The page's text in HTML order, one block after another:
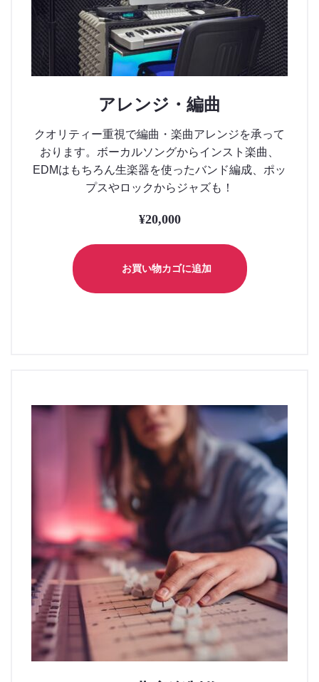
アレンジ・編曲
クオリティー重視で編曲・楽曲アレンジを承って
おります。ボーカルソングからインスト楽曲、
EDMはもちろん生楽器を使ったバンド編成、ポッ
プスやロックからジャズも！
¥20,000
お買い物カゴに追加